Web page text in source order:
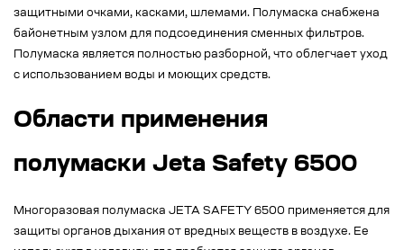
защитными очками, касками, шлемами. Полумаска снабжена
байонетным узлом для подсоединения сменных фильтров.
Полумаска является полностью разборной, что облегчает уход
с использованием воды и моющих средств.
Области применения
полумаски Jeta Safety 6500
Многоразовая полумаска JETA SAFETY 6500 применяется для
защиты органов дыхания от вредных веществ в воздухе. Ее